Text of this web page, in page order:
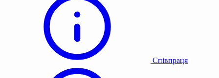
Співпраця